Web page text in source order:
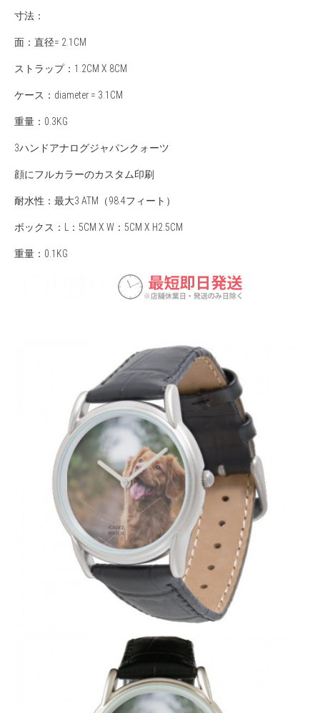
寸法：
面：直径= 2.1CM
ストラップ：1.2CM X 8CM
ケース：diameter = 3.1CM
重量：0.3KG
3ハンドアナログジャパンクォーツ
顔にフルカラーのカスタム印刷
耐水性：最大3 ATM（98.4フィート）
ボックス：L：5CM X W：5CM X H2.5CM
重量：0.1KG